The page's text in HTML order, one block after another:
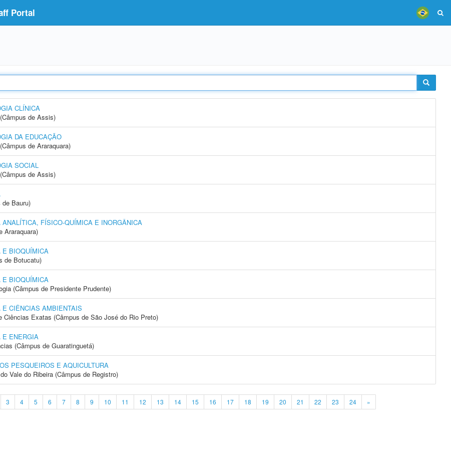
Portal
CLÍNICA
de Assis)
DA EDUCAÇÃO
de Araraquara)
SOCIAL
de Assis)
de Bauru)
FÍSICO-QUÍMICA E INORGÂNICA
Araraquara)
E BIOQUÍMICA
de Botucatu)
E BIOQUÍMICA
(Câmpus de Presidente Prudente)
E CIÊNCIAS AMBIENTAIS
Exatas (Câmpus de São José do Rio Preto)
E ENERGIA
(Câmpus de Guaratinguetá)
PESQUEIROS E AQUICULTURA
Vale do Ribeira (Câmpus de Registro)
3 4 5 6 7 8 9 10 11 12 13 14 15 16 17 18 19 20 21 22 23 24 »